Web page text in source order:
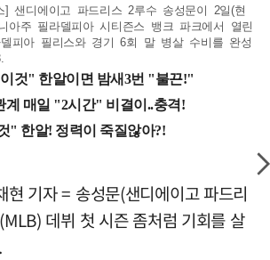
] 샌디에이고 파드리스 2루수 송성문이 2일(현
아주 필라델피아 시티즌스 뱅크 파크에서 열린
피아 필리스와 경기 6회 말 병살 수비를 완성
현 기자 = 송성문(샌디에이고 파드리
데뷔 첫 시즌 좀처럼 기회를 살